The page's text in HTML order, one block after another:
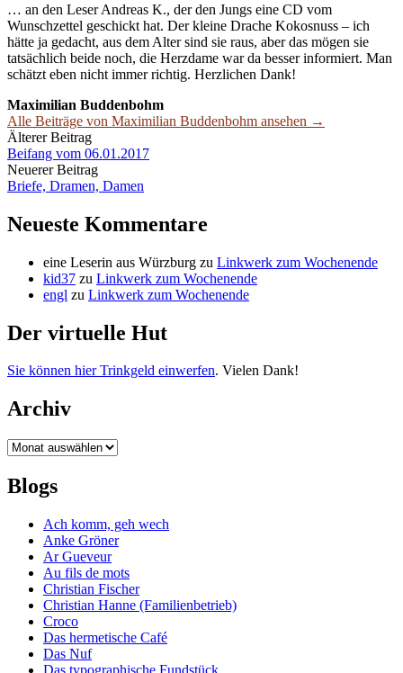
… an den Leser Andreas K., der den Jungs eine CD vom
Wunschzettel geschickt hat. Der kleine Drache Kokosnuss – ich
hätte ja gedacht, aus dem Alter sind sie raus, aber das mögen sie
tatsächlich beide noch, die Herzdame war da besser informiert. Man
schätzt eben nicht immer richtig. Herzlichen Dank!
Maximilian Buddenbohm
Alle Beiträge von Maximilian Buddenbohm ansehen →
Beitrags-
Navigation
Älterer Beitrag
Beifang vom 06.01.2017
Neuerer Beitrag
Briefe, Dramen, Damen
Neueste Kommentare
eine Leserin aus Würzburg zu Linkwerk zum Wochenende
kid37 zu Linkwerk zum Wochenende
engl zu Linkwerk zum Wochenende
Der virtuelle Hut
Sie können hier Trinkgeld einwerfen. Vielen Dank!
Archiv
Archiv
Blogs
Ach komm, geh wech
Anke Gröner
Ar Gueveur
Au fils de mots
Christian Fischer
Christian Hanne (Familienbetrieb)
Croco
Das hermetische Café
Das Nuf
Das typographische Fundstück